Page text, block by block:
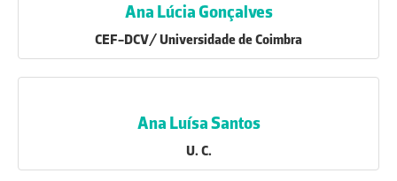
Ana Lúcia Gonçalves
CEF-DCV/ Universidade de Coimbra
Ana Luísa Santos
U. C.